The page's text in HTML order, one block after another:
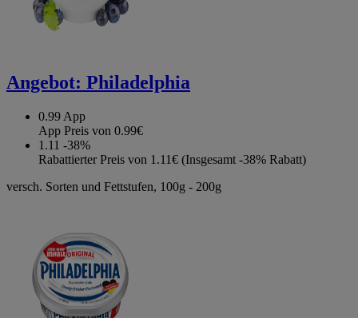
Angebot: Philadelphia
0.99 App
App Preis von 0.99€
1.11 -38%
Rabattierter Preis von 1.11€ (Insgesamt -38% Rabatt)
versch. Sorten und Fettstufen, 100g - 200g